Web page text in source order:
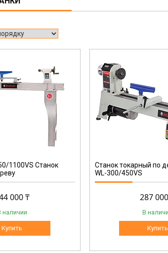
1100VS Станок
000 ₸
наличии
Купить
Станок токарный по
WL-300/450VS
287
В
Купить